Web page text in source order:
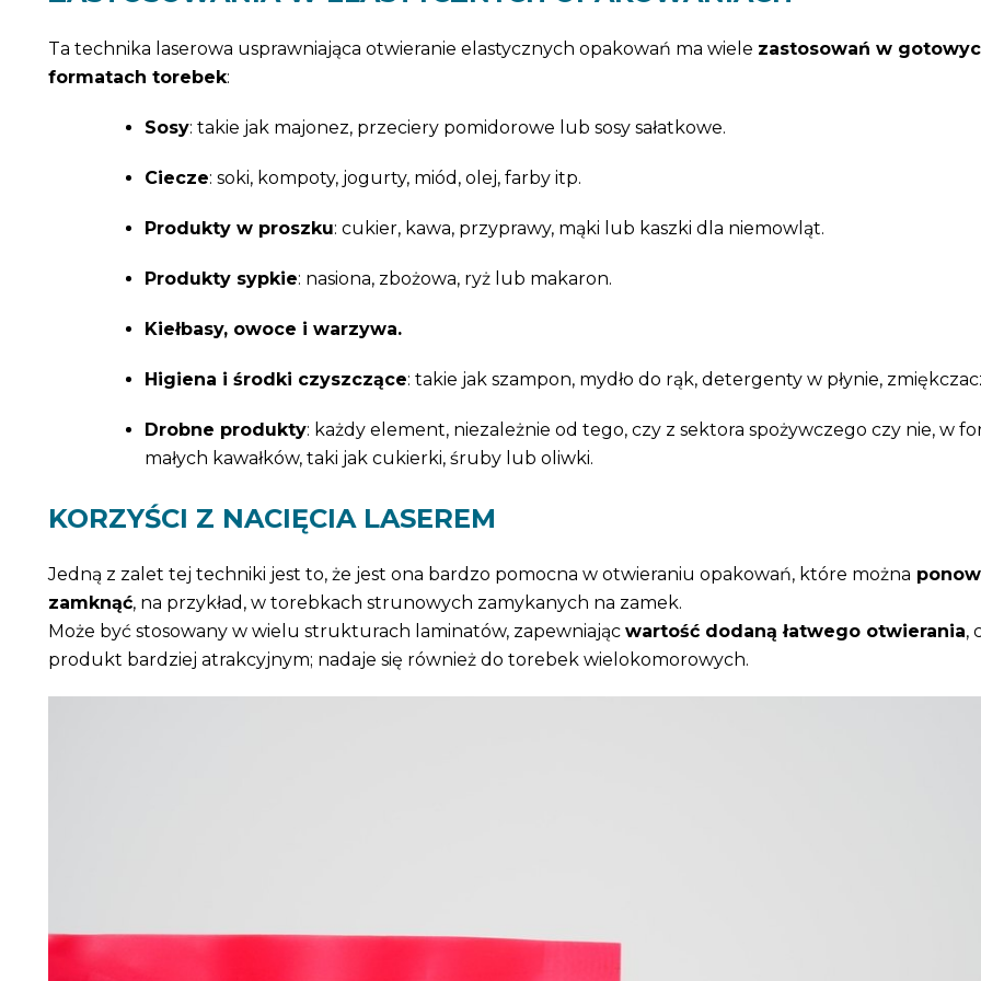
Ta technika laserowa usprawniająca otwieranie elastycznych opakowań ma wiele zastosowań w
formatach torebek:
Sosy: takie jak majonez, przeciery pomidorowe lub sosy sałatkowe.
Ciecze: soki, kompoty, jogurty, miód, olej, farby itp.
Produkty w proszku: cukier, kawa, przyprawy, mąki lub kaszki dla niemowląt.
Produkty sypkie: nasiona, zbożowa, ryż lub makaron.
Kiełbasy, owoce i warzywa.
Higiena i środki czyszczące: takie jak szampon, mydło do rąk, detergenty w płynie,
Drobne produkty: każdy element, niezależnie od tego, czy z sektora spożywczego czy nie, w
małych kawałków, taki jak cukierki, śruby lub oliwki.
KORZYŚCI Z NACIĘCIA LASEREM
Jedną z zalet tej techniki jest to, że jest ona bardzo pomocna w otwieraniu opakowań, które można
zamknąć, na przykład, w torebkach strunowych zamykanych na zamek.
Może być stosowany w wielu strukturach laminatów, zapewniając wartość dodaną łatwego otwierania,
produkt bardziej atrakcyjnym; nadaje się również do torebek wielokomorowych.